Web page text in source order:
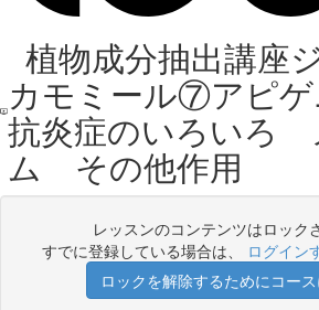
植物成分抽出講座
カモミール⑦アピ
抗炎症のいろいろ
ム その他作用
レッスンのコンテンツはロック
すでに登録している場合は、 ログイン
ロックを解除するためにコー